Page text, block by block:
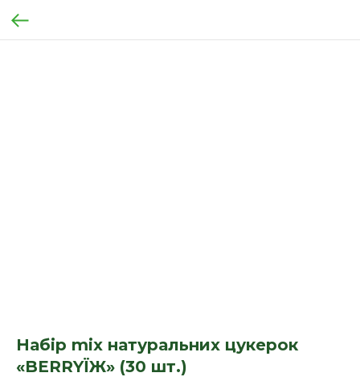
Набір mix натуральних цукерок
«BERRYЇЖ» (30 шт.)